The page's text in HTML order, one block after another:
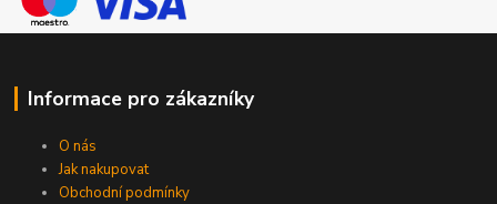
Informace pro zákazníky
O nás
Jak nakupovat
Obchodní podmínky